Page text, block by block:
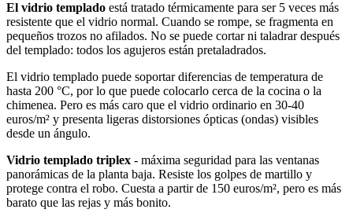
El vidrio templado está tratado térmicamente para ser 5 veces más
resistente que el vidrio normal. Cuando se rompe, se fragmenta en
pequeños trozos no afilados. No se puede cortar ni taladrar después
del templado: todos los agujeros están pretaladrados.
El vidrio templado puede soportar diferencias de temperatura de
hasta 200 °C, por lo que puede colocarlo cerca de la cocina o la
chimenea. Pero es más caro que el vidrio ordinario en 30-40
euros/m² y presenta ligeras distorsiones ópticas (ondas) visibles
desde un ángulo.
Vidrio templado triplex - máxima seguridad para las ventanas
panorámicas de la planta baja. Resiste los golpes de martillo y
protege contra el robo. Cuesta a partir de 150 euros/m², pero es más
barato que las rejas y más bonito.